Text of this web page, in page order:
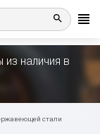
search
наличия в
стали